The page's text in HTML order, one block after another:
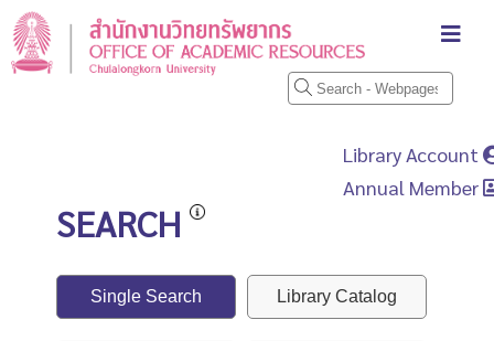
Library Account
Annual Member
SEARCH
Single Search Library Catalog